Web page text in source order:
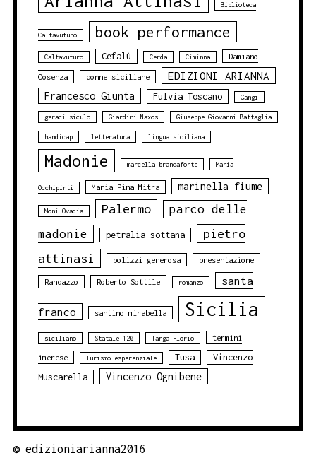
Biblioteca
Caltavuturo book performance
Caltavuturo Cefalù Cerda Ciminna Damiano
Cosenza donne siciliane EDIZIONI ARIANNA
Francesco Giunta Fulvia Toscano Gangi
geraci siculo Giardini Naxos Giuseppe Giovanni Battaglia
handicap letteratura lingua siciliana
Madonie marcella brancaforte Maria
Occhipinti Maria Pina Mitra marinella fiume
Moni Ovadia Palermo
parco delle
madonie
petralia sottana
pietro
attinasi
polizzi generosa presentazione
Randazzo Roberto Sottile romanzo santa
franco santino mirabella Sicilia
siciliano Statale 120 Targa Florio termini
imerese Turismo esperenziale Tusa
Vincenzo
Muscarella
Vincenzo Ognibene
© edizioniarianna2016